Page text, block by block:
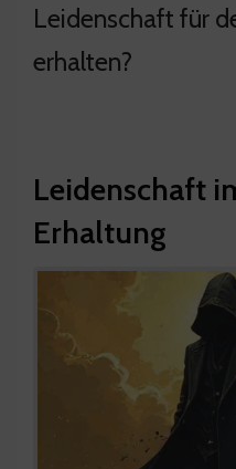
Leidenschaft für
erhalten?
Leidenschaft
Erhaltung